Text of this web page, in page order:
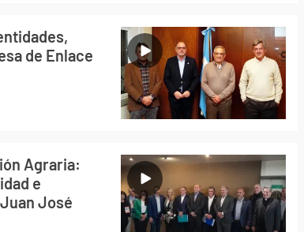
de Enlace
Agraria:
e
José